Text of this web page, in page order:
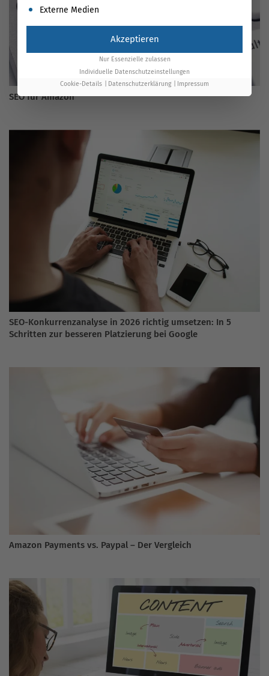
SEO für Amazon
SEO-Konkurrenzanalyse in 2026 richtig umsetzen: In 5
Schritten zur besseren Platzierung bei Google
Amazon Payments vs. Paypal – Der Vergleich
Externe Medien
Akzeptieren
Nur Essenzielle zulassen
Individuelle Datenschutzeinstellungen
Cookie-Details
Datenschutzerklärung Impressum